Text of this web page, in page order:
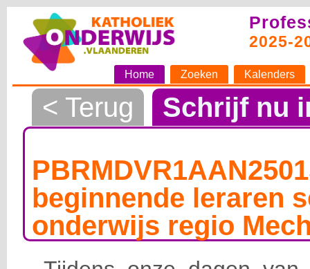
2025-
Home Zoeken Kalenders
< Terug Schrijf nu
beginnende leraren
onderwijs regio